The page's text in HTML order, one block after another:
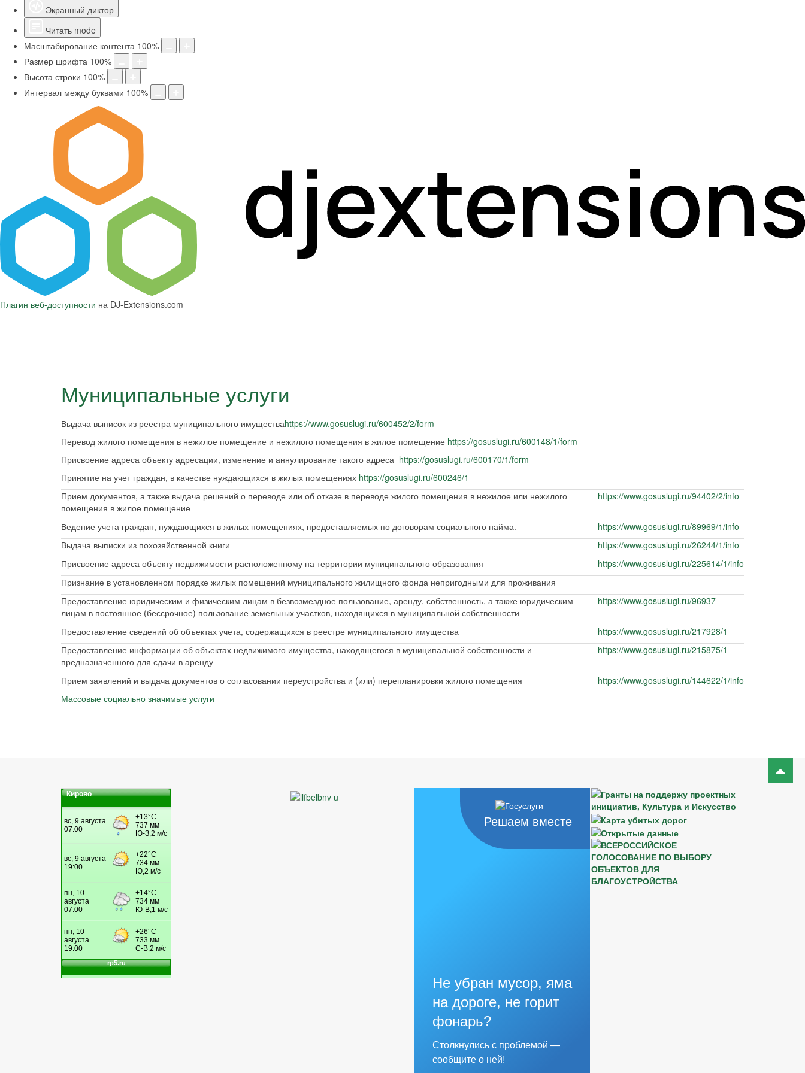
Экранный диктор
Читать mode
Масштабирование контента 100%
Размер шрифта 100%
Высота строки 100%
Интервал между буквами 100%
Плагин веб-доступности на DJ-Extensions.com
Муниципальные услуги
Выдача выписок из реестра муниципального имуществаhttps://www.gosuslugi.ru/600452/2/form
Перевод жилого помещения в нежилое помещение и нежилого помещения в жилое помещение https://gosuslugi.ru/600148/1/form
Присвоение адреса объекту адресации, изменение и аннулирование такого адреса https://gosuslugi.ru/600170/1/form
Принятие на учет граждан, в качестве нуждающихся в жилых помещениях https://gosuslugi.ru/600246/1
Прием документов, а также выдача решений о переводе или об отказе в переводе жилого помещения в нежилое или нежилого
помещения в жилое помещение
https://www.gosuslugi.ru/94402/2/info
Ведение учета граждан, нуждающихся в жилых помещениях, предоставляемых по договорам социального найма.
https://www.gosuslugi.ru/89969/1/info
Выдача выписки из похозяйственной книги
https://www.gosuslugi.ru/26244/1/info
Присвоение адреса объекту недвижимости расположенному на территории муниципального образования
https://www.gosuslugi.ru/225614/1/info
Признание в установленном порядке жилых помещений муниципального жилищного фонда непригодными для проживания
Предоставление юридическим и физическим лицам в безвозмездное пользование, аренду, собственность, а также юридическим
лицам в постоянное (бессрочное) пользование земельных участков, находящихся в муниципальной собственности
https://www.gosuslugi.ru/96937
Предоставление сведений об объектах учета, содержащихся в реестре муниципального имущества
https://www.gosuslugi.ru/217928/1
Предоставление информации об объектах недвижимого имущества, находящегося в муниципальной собственности и
предназначенного для сдачи в аренду
https://www.gosuslugi.ru/215875/1
Прием заявлений и выдача документов о согласовании переустройства и (или) перепланировки жилого помещения
https://www.gosuslugi.ru/144622/1/info
Массовые социально значимые услуги
Кирово
Решаем вместе
Не убран мусор, яма
на дороге, не горит
фонарь?
Столкнулись с проблемой —
сообщите о ней!